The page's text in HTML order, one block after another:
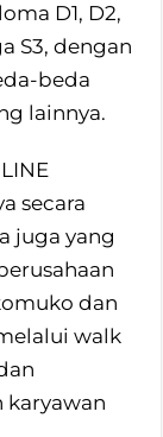
D1, D2,
S3, dengan
beda
lainnya.
secara
juga yang
dan
walk